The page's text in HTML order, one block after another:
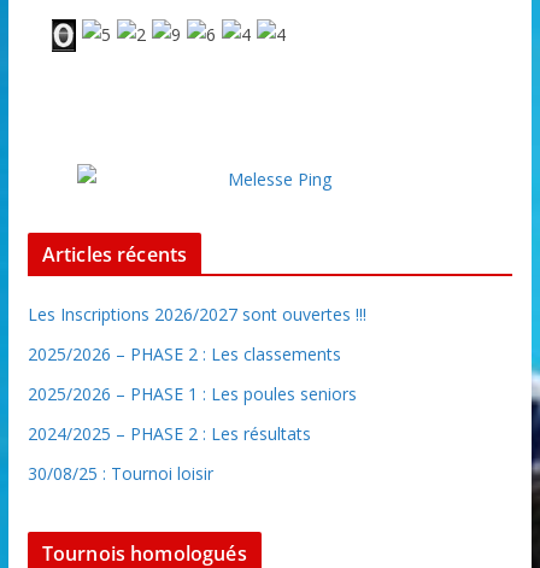
Articles récents
Les Inscriptions 2026/2027 sont ouvertes !!!
2025/2026 – PHASE 2 : Les classements
2025/2026 – PHASE 1 : Les poules seniors
2024/2025 – PHASE 2 : Les résultats
30/08/25 : Tournoi loisir
Tournois homologués